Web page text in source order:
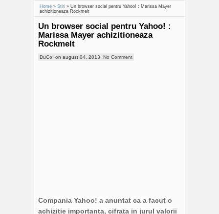
Home » Stiri » Un browser social pentru Yahoo! : Marissa Mayer
achizitioneaza Rockmelt
Un browser social pentru Yahoo! :
Marissa Mayer achizitioneaza
Rockmelt
DuCo on august 04, 2013 No Comment
Compania Yahoo! a anuntat ca a facut o
achizitie importanta, cifrata in jurul valorii